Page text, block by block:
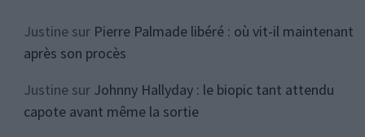
Justinesur Pierre Palmade libéré : où vit-il maintenant
après son procès
Justinesur Johnny Hallyday : le biopic tant attendu
capote avant même la sortie